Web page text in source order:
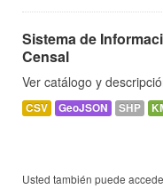
Sistema de
Censal
Ver catálogo y
CSV GeoJSON SHP
Usted también puede